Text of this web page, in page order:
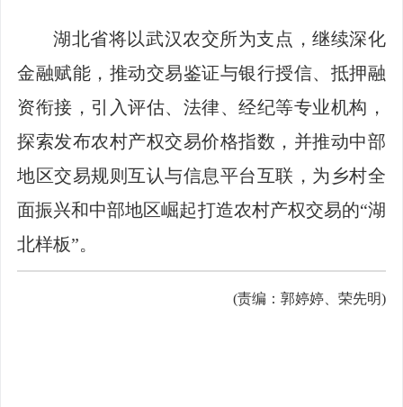
湖北省将以武汉农交所为支点，继续深化
金融赋能，推动交易鉴证与银行授信、抵押融
资衔接，引入评估、法律、经纪等专业机构，
探索发布农村产权交易价格指数，并推动中部
地区交易规则互认与信息平台互联，为乡村全
面振兴和中部地区崛起打造农村产权交易的“湖
北样板”。
(责编：郭婷婷、荣先明)